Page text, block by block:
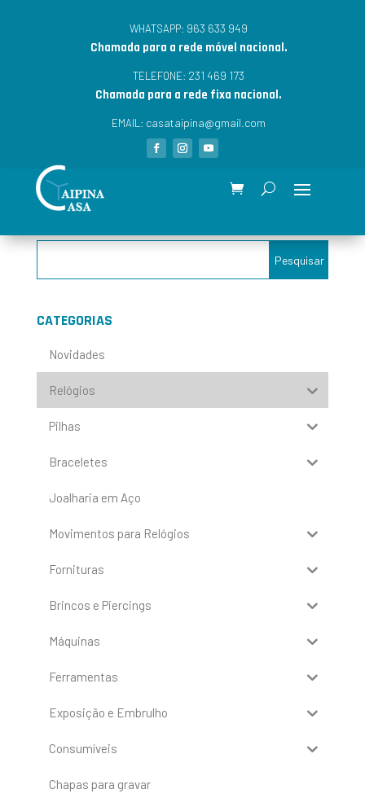
WHATSAPP: 963 633 949
Chamada para a rede móvel nacional.
TELEFONE: 231 469 173
Chamada para a rede fixa nacional.
EMAIL: casataipina@gmail.com
CATEGORIAS
Novidades
Relógios
Pilhas
Braceletes
Joalharia em Aço
Movimentos para Relógios
Fornituras
Brincos e Piercings
Máquinas
Ferramentas
Exposição e Embrulho
Consumíveis
Chapas para gravar